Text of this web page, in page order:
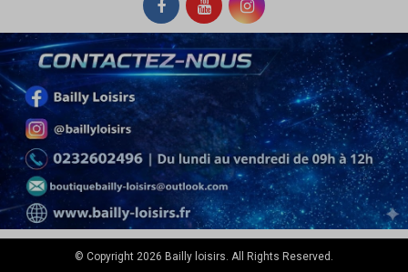
© Copyright 2026 Bailly loisirs. All Rights Reserved.